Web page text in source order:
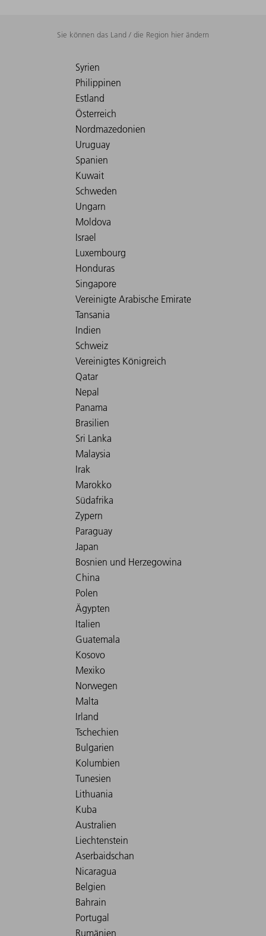
Sie können das Land / die Region hier ändern